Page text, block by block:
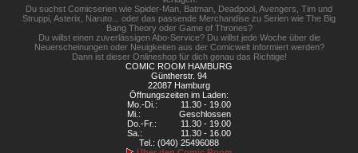
Du suchst Comicserien wie Spider-Man, Batman, Deadpool, Avengers, Tim und
Struppi, Asterix, Naruto... oder das passende Merchandise zu Serien wie The Big
Bang Theory oder Game of Thrones?
Du willst einen zuverlässigen Abo-Service? Du willst jede Woche über die
Neuerscheinungen oder Neuigkeiten aus der Comicwelt informiert werden?
Dann ist dieser Onlineshop für dich genau das Richtige!
COMIC ROOM HAMBURG
Güntherstr. 94
22087 Hamburg
Öffnungszeiten im Laden:
Mo.-Di.:
11.30 - 19.00
Mi.:
Geschlossen
Do.-Fr.:
11.30 - 19.00
Sa.:
11.30 - 16.00
Tel.: (040) 25496088